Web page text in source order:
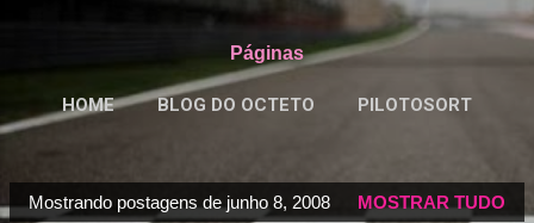
Páginas
HOME BLOG DO OCTETO PILOTOSORT
Mostrando postagens de junho 8, 2008 MOSTRAR TUDO